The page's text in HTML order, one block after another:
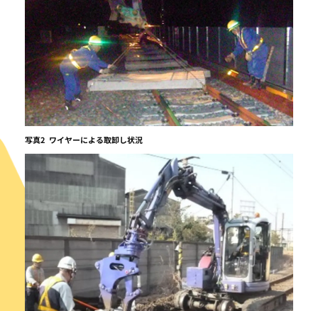
写真2 ワイヤーによる取卸し状況